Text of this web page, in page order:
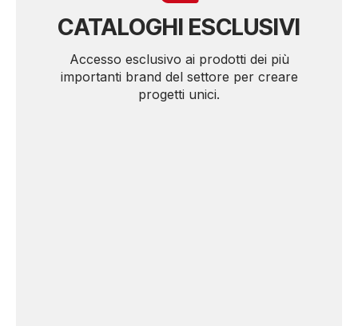
CATALOGHI ESCLUSIVI
Accesso esclusivo ai prodotti dei più
importanti brand del settore per creare
progetti unici.